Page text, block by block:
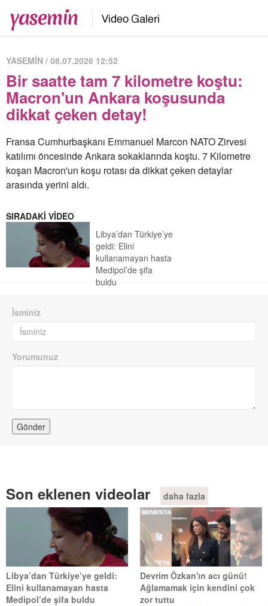
YASEMİN / 08.07.2026 12:52
Bir saatte tam 7 kilometre koştu:
Macron'un Ankara koşusunda
dikkat çeken detay!
Fransa Cumhurbaşkanı Emmanuel Marcon NATO Zirvesi
katılımı öncesinde Ankara sokaklarında koştu. 7 Kilometre
koşan Macron'un koşu rotası da dikkat çeken detaylar
arasında yerini aldı.
SIRADAKİ VİDEO
Libya’dan Türkiye’ye
geldi: Elini
kullanamayan hasta
Medipol’de şifa
buldu
İsminiz
Yorumunuz
Son eklenen videolar daha fazla
Libya’dan Türkiye’ye geldi:
Elini kullanamayan hasta
Medipol’de şifa buldu
Devrim Özkan'ın acı günü!
Ağlamamak için kendini çok
zor tuttu